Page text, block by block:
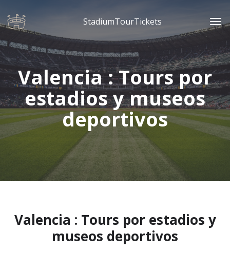
StadiumTourTickets
Valencia : Tours por
estadios y museos
deportivos
Valencia : Tours por estadios y
museos deportivos